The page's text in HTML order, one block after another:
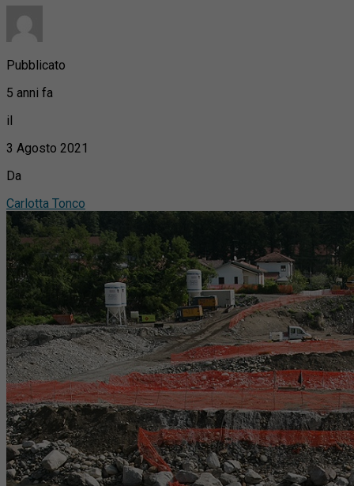
Pubblicato
5 anni fa
il
3 Agosto 2021
Da
Carlotta Tonco